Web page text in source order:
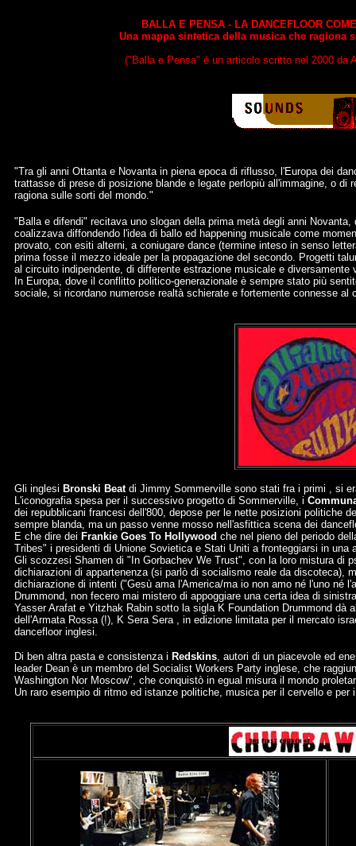
BALLA E PENSA - LA DANCEFLOOR
Una mappa sintetica della musica che ragiona
("Balla e Pensa" è un articolo scritto nel 2000 da
"Tra gli anni Ottanta e Novanta in piena epoca di riflusso, l'Europa dei
trattasse di prese di posizione blande e legate perlopiù all'immagine, o di
ragiona sulle sorti del mondo."
"Balla e difendi" recitava uno slogan della prima metà degli anni
coalizzava diffondendo l'idea di ballo ed happening musicale come
provato, con esiti alterni, a coniugare dance (termine inteso in senso
prima fosse il mezzo ideale per la propagazione del secondo. Progetti
al circuito indipendente, di differente estrazione musicale e diversamente
In Europa, dove il conflitto politico-generazionale è sempre stato più
sociale, si ricordano numerose realtà schierate e fortemente connesse al
Gli inglesi Bronski Beatdi Jimmy Sommerville sono stati fra i primi , si
L'iconografia spesa per il successivo progetto di Sommerville, i
dei repubblicani francesi dell'800, depose per le nette posizioni politiche
sempre blanda, ma un passo venne mosso nell'asfittica scena dei
E che dire dei Frankie Goes To Hollywood che nel pieno del periodo
Tribes" i presidenti di Unione Sovietica e Stati Uniti a fronteggiarsi in una
Gli scozzesi Shamen di "In Gorbachev We Trust", con la loro mistura di
dichiarazioni di appartenenza (si parlò di socialismo reale da discoteca),
dichiarazione di intenti ("Gesù ama l'America/ma io non amo né l'uno né
Drummond, non fecero mai mistero di appoggiare una certa idea di
Yasser Arafat e Yitzhak Rabin sotto la sigla K Foundation Drummond dà
dell'Armata Rossa (!), K Sera Sera , in edizione limitata per il mercato
dancefloor inglesi.
Di ben altra pasta e consistenza i Redskins, autori di un piacevole ed
leader Dean è un membro del Socialist Workers Party inglese, che
Washington Nor Moscow", che conquistò in egual misura il mondo
Un raro esempio di ritmo ed istanze politiche, musica per il cervello e per